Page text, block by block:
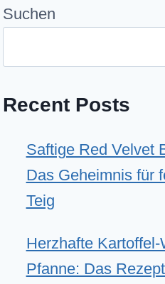
Suchen
Recent Posts
Saftige Red Velvet
Das Geheimnis für
Teig
Herzhafte Kartoffel-
Pfanne: Das